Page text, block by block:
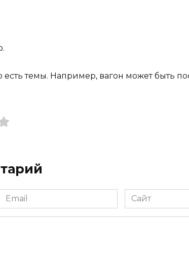
есть темы. Например, вагон может быть
Email
Сайт